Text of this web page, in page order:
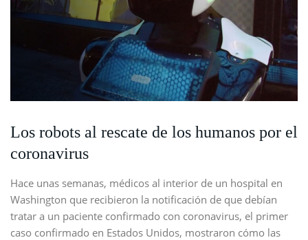
Los robots al rescate de los humanos por el
coronavirus
Hace unas semanas, médicos al interior de un hospital en
Washington que recibieron la notificación de que debían
tratar a un paciente confirmado con coronavirus, el primer
caso confirmado en Estados Unidos, mostraron cómo las